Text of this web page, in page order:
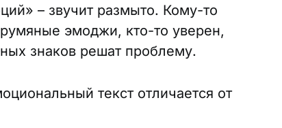
– звучит размыто. Кому-то
эмоджи, кто-то уверен,
знаков решат проблему.
текст отличается от